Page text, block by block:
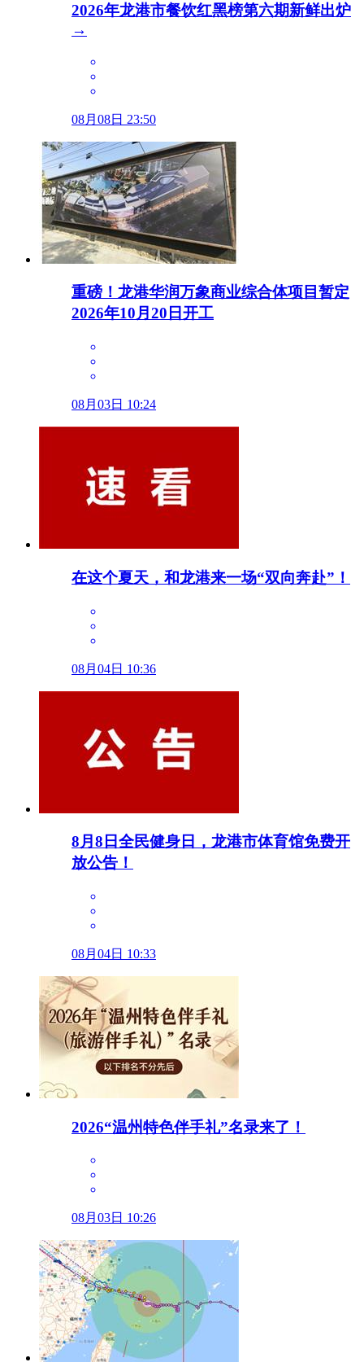
2026年龙港市餐饮红黑榜第六期新鲜出炉
→
08月08日 23:50
重磅！龙港华润万象商业综合体项目暂定
2026年10月20日开工
08月03日 10:24
在这个夏天，和龙港来一场“双向奔赴”！
08月04日 10:36
8月8日全民健身日，龙港市体育馆免费开
放公告！
08月04日 10:33
2026“温州特色伴手礼”名录来了！
08月03日 10:26